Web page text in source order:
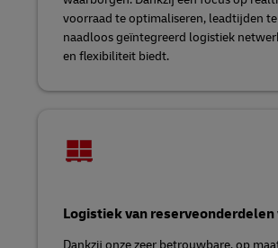
voorraad te optimaliseren, leadtijden
naadloos geïntegreerd logistiek
en flexibiliteit biedt.
Logistiek van
Dankzij onze zeer betrouwbare, op